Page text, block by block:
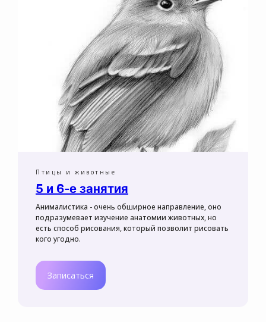
Птицы и животные
5 и 6-е занятия
Анималистика - очень обширное направление, оно
подразумевает изучение анатомии животных, но
есть способ рисования, который позволит рисовать
кого угодно.
Записаться